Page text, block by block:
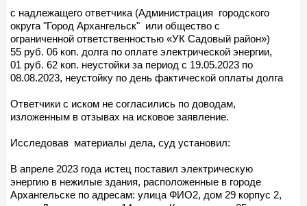
с надлежащего ответчика (Администрация городского
округа "Город Архангельск" или общество с
ограниченной ответственностью «УК Садовый район»)
55 руб. 06 коп. долга по оплате электрической энергии,
01 руб. 62 коп. неустойки за период с 19.05.2023 по
08.08.2023, неустойку по день фактической оплаты долга
Ответчики с иском не согласились по доводам,
изложенным в отзывах на исковое заявление.
Исследовав материалы дела, суд установил:
В апреле 2023 года истец поставил электрическую
энергию в нежилые здания, расположенные в городе
Архангельске по адресам: улица ФИО2, дом 29 корпус 2,